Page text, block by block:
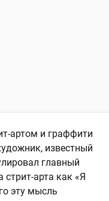
артом и граффити
известный
главный
стрит-арта как «Я
эту мысль